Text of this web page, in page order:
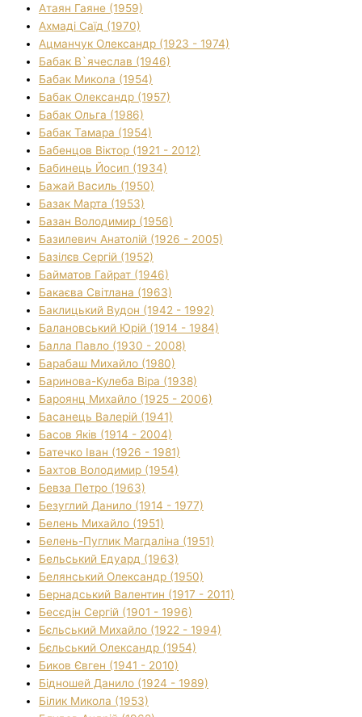
Атаян Гаяне (1959)
Ахмаді Саїд (1970)
Ацманчук Олександр (1923 - 1974)
Бабак В`ячеслав (1946)
Бабак Микола (1954)
Бабак Олександр (1957)
Бабак Ольга (1986)
Бабак Тамара (1954)
Бабенцов Віктор (1921 - 2012)
Бабинець Йосип (1934)
Бажай Василь (1950)
Базак Марта (1953)
Базан Володимир (1956)
Базилевич Анатолій (1926 - 2005)
Базілєв Сергій (1952)
Байматов Гайрат (1946)
Бакаєва Світлана (1963)
Баклицький Вудон (1942 - 1992)
Балановський Юрій (1914 - 1984)
Балла Павло (1930 - 2008)
Барабаш Михайло (1980)
Баринова-Кулеба Віра (1938)
Бароянц Михайло (1925 - 2006)
Басанець Валерій (1941)
Басов Яків (1914 - 2004)
Батечко Іван (1926 - 1981)
Бахтов Володимир (1954)
Бевза Петро (1963)
Безуглий Данило (1914 - 1977)
Белень Михайло (1951)
Белень-Пуглик Магдаліна (1951)
Бельський Едуард (1963)
Белянський Олександр (1950)
Бернадський Валентин (1917 - 2011)
Бесєдін Сергій (1901 - 1996)
Бєльський Михайло (1922 - 1994)
Бєльський Олександр (1954)
Биков Євген (1941 - 2010)
Бідношей Данило (1924 - 1989)
Білик Микола (1953)